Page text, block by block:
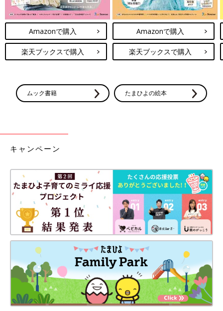
Amazonで購入
楽天ブックスで購入
Amazonで購入
楽天ブックスで購入
ムック書籍 たまひよの絵本
キャンペーン